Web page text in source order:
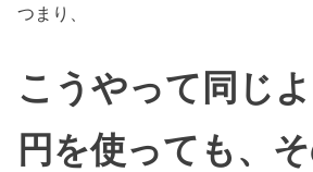
つまり、
こうやって同じ
円を使っても、